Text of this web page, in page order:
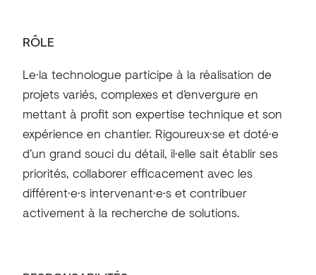
RÔLE
Le·la technologue participe à la réalisation de
projets variés, complexes et d’envergure en
mettant à profit son expertise technique et son
expérience en chantier. Rigoureux·se et doté·e
d’un grand souci du détail, il·elle sait établir ses
priorités, collaborer efficacement avec les
différent·e·s intervenant·e·s et contribuer
activement à la recherche de solutions.